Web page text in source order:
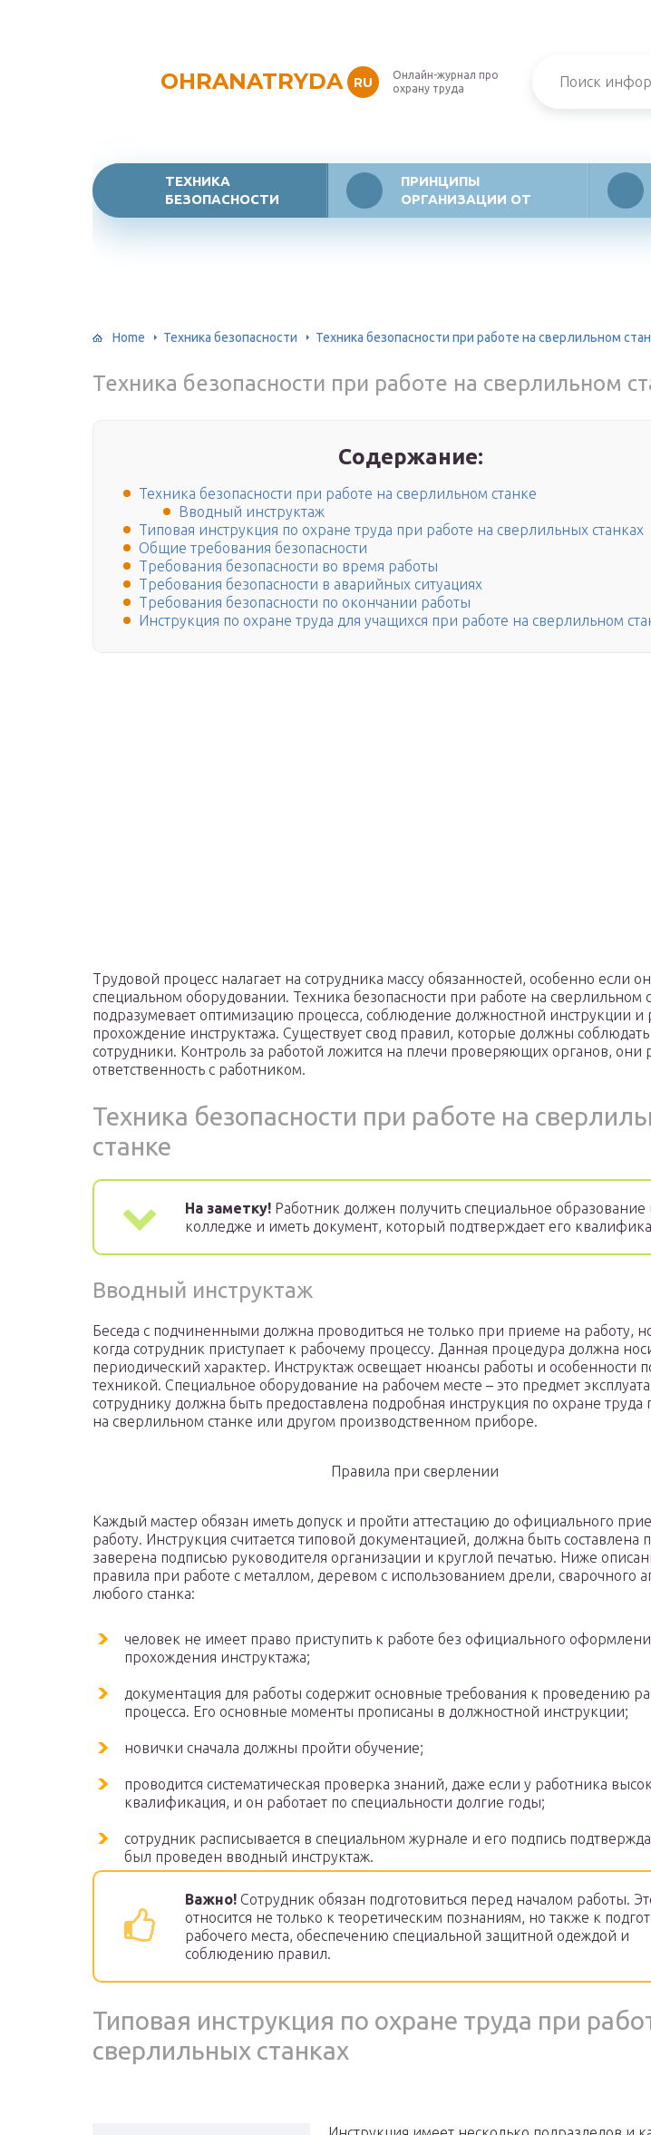
OHRANATRYDA RU
Онлайн-журнал про
охрану труда
ТЕХНИКА
БЕЗОПАСНОСТИ
ПРИНЦИПЫ
ОРГАНИЗАЦИИ ОТ
Home Техника безопасности Техника безопасности при работе на сверлильном
Техника безопасности при работе на сверлильном
Содержание:
Техника безопасности при работе на сверлильном станке
Вводный инструктаж
Типовая инструкция по охране труда при работе на сверлильных станках
Общие требования безопасности
Требования безопасности во время работы
Требования безопасности в аварийных ситуациях
Требования безопасности по окончании работы
Инструкция по охране труда для учащихся при работе на сверлильном
Трудовой процесс налагает на сотрудника массу обязанностей, особенно если
специальном оборудовании. Техника безопасности при работе на сверлильном
подразумевает оптимизацию процесса, соблюдение должностной инструкции и
прохождение инструктажа. Существует свод правил, которые должны соблюдать
сотрудники. Контроль за работой ложится на плечи проверяющих органов, они
ответственность с работником.
Техника безопасности при работе на
станке
На заметку! Работник должен получить специальное образование
колледже и иметь документ, который подтверждает его
Вводный инструктаж
Беседа с подчиненными должна проводиться не только при приеме на работу,
когда сотрудник приступает к рабочему процессу. Данная процедура должна
периодический характер. Инструктаж освещает нюансы работы и особенности
техникой. Специальное оборудование на рабочем месте – это предмет
сотруднику должна быть предоставлена подробная инструкция по охране труда
на сверлильном станке или другом производственном приборе.
Правила при сверлении
Каждый мастер обязан иметь допуск и пройти аттестацию до официального
работу. Инструкция считается типовой документацией, должна быть составлена
заверена подписью руководителя организации и круглой печатью. Ниже
правила при работе с металлом, деревом с использованием дрели, сварочного
любого станка:
человек не имеет право приступить к работе без официального
прохождения инструктажа;
документация для работы содержит основные требования к проведению
процесса. Его основные моменты прописаны в должностной инструкции;
новички сначала должны пройти обучение;
проводится систематическая проверка знаний, даже если у работника
квалификация, и он работает по специальности долгие годы;
сотрудник расписывается в специальном журнале и его подпись
был проведен вводный инструктаж.
Важно! Сотрудник обязан подготовиться перед началом работы.
относится не только к теоретическим познаниям, но также к
рабочего места, обеспечению специальной защитной одеждой и
соблюдению правил.
Типовая инструкция по охране труда при
сверлильных станках